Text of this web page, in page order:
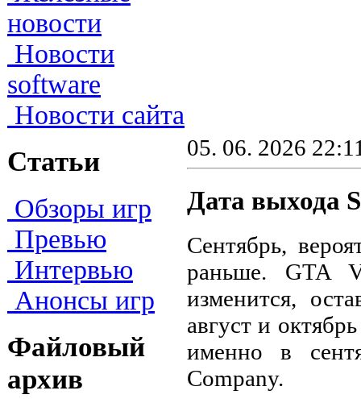
новости
Новости
software
Новости сайта
Статьи
Обзоры игр
Превью
Интервью
Анонсы игр
Файловый
архив
05. 06. 2026
Дата выхода
Сентябрь,
раньше. GTA
изменится,
август и
именно в
Company.